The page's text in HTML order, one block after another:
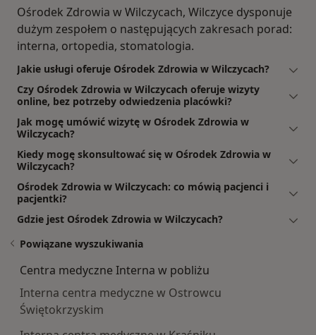
Ośrodek Zdrowia w Wilczycach, Wilczyce dysponuje
dużym zespołem o następujących zakresach porad:
interna, ortopedia, stomatologia.
Jakie usługi oferuje Ośrodek Zdrowia w Wilczycach?
Czy Ośrodek Zdrowia w Wilczycach oferuje wizyty
online, bez potrzeby odwiedzenia placówki?
Jak mogę umówić wizytę w Ośrodek Zdrowia w
Wilczycach?
Kiedy mogę skonsultować się w Ośrodek Zdrowia w
Wilczycach?
Ośrodek Zdrowia w Wilczycach: co mówią pacjenci i
pacjentki?
Gdzie jest Ośrodek Zdrowia w Wilczycach?
Powiązane wyszukiwania
Centra medyczne Interna w pobliżu
Interna centra medyczne w Ostrowcu
Świętokrzyskim